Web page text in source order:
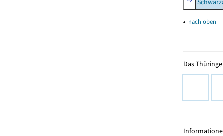
▴ nach oben
Das